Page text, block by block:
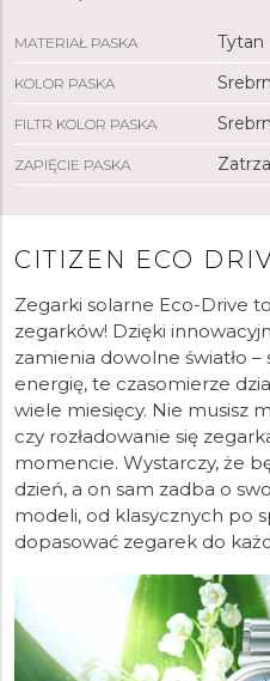
MATERIAŁ PASKA Tytan
KOLOR PASKA
FILTR KOLOR PASKA
ZAPIĘCIE PASKA
CITIZEN ECO
Zegarki solarne Eco-Drive
zegarków! Dzięki
zamienia dowolne światło
energię, te czasomierze
wiele miesięcy. Nie musisz
czy rozładowanie się
momencie. Wystarczy, że
dzień, a on sam zadba o
modeli, od klasycznych po
dopasować zegarek do